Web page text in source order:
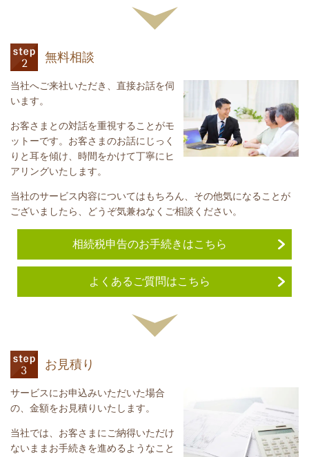
無料相談
当社へご来社いただき、直接お話を伺
います。
お客さまとの対話を重視することがモ
ットーです。お客さまのお話にじっく
りと耳を傾け、時間をかけて丁寧にヒ
アリングいたします。
当社のサービス内容についてはもちろん、その他気になることが
ございましたら、どうぞ気兼ねなくご相談ください。
相続税申告のお手続きはこちら
よくあるご質問はこちら
お見積り
サービスにお申込みいただいた場合
の、金額をお見積りいたします。
当社では、お客さまにご納得いただけ
ないままお手続きを進めるようなこと